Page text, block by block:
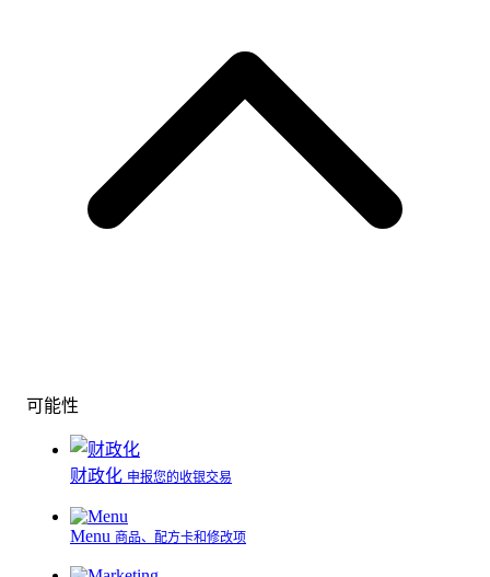
可能性
财政化 申报您的收银交易
Menu 商品、配方卡和修改项